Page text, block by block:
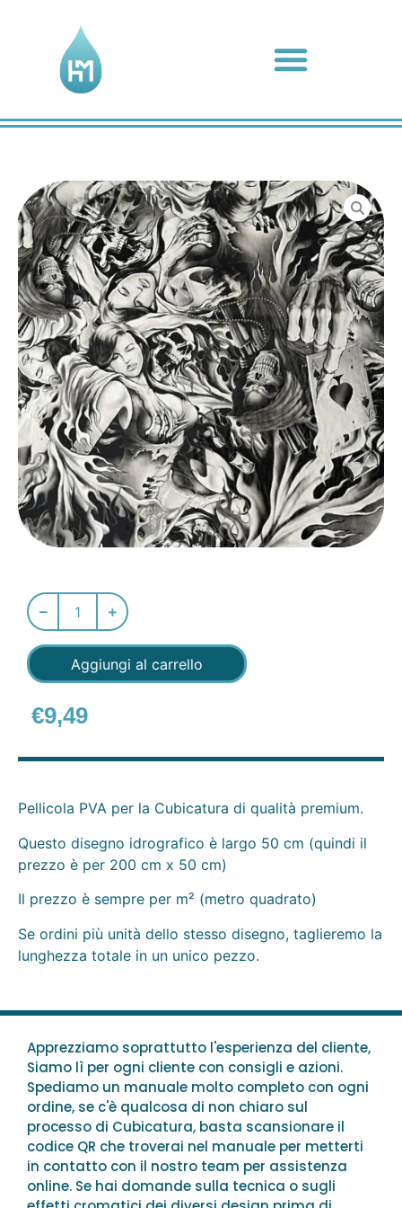
Aggiungi al carrello
€9,49
Pellicola PVA per la Cubicatura di qualità premium.
Questo disegno idrografico è largo 50 cm (quindi il
prezzo è per 200 cm x 50 cm)
Il prezzo è sempre per m² (metro quadrato)
Se ordini più unità dello stesso disegno, taglieremo la
lunghezza totale in un unico pezzo.
Apprezziamo soprattutto l'esperienza del cliente,
Siamo lì per ogni cliente con consigli e azioni.
Spediamo un manuale molto completo con ogni
ordine, se c'è qualcosa di non chiaro sul
processo di Cubicatura, basta scansionare il
codice QR che troverai nel manuale per metterti
in contatto con il nostro team per assistenza
online. Se hai domande sulla tecnica o sugli